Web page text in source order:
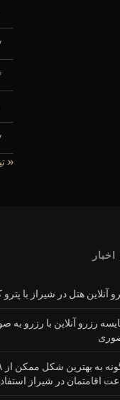
«
آنلاین هتل در شیراز با
رزرو آنلاین با رزرو به
اقامتمان در شیراز